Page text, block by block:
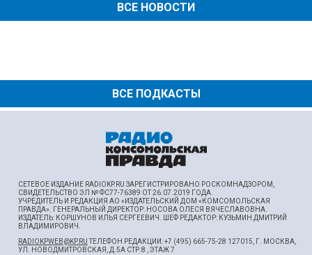
ВСЕ ПОДКАСТЫ
ВСЕ НОВОСТИ
СЕТЕВОЕ ИЗДАНИЕ RADIOKP.RU ЗАРЕГИСТРИРОВАНО РОСКОМНАДЗОРОМ,
СВИДЕТЕЛЬСТВО ЭЛ № ФС77-76389 ОТ 26.07.2019 ГОДА.
УЧРЕДИТЕЛЬ И РЕДАКЦИЯ АО «ИЗДАТЕЛЬСКИЙ ДОМ «КОМСОМОЛЬСКАЯ
ПРАВДА». ГЕНЕРАЛЬНЫЙ ДИРЕКТОР: НОСОВА ОЛЕСЯ ВЯЧЕСЛАВОВНА.
ИЗДАТЕЛЬ: КОРШУНОВ ИЛЬЯ СЕРГЕЕВИЧ. ШEФ РЕДАКТОР: КУЗЬМИН ДМИТРИЙ
ВЛАДИМИРОВИЧ.
RADIOKPWEB@KP.RUТЕЛЕФОН РЕДАКЦИИ: +7 (495) 665-75-28 127015, Г. МОСКВА,
УЛ. НОВОДМИТРОВСКАЯ, Д.5А СТР.8 , ЭТАЖ 7